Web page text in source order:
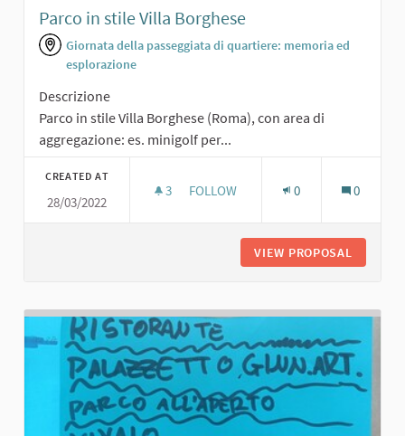
Parco in stile Villa Borghese
Giornata della passeggiata di quartiere: memoria ed
esplorazione
Descrizione
Parco in stile Villa Borghese (Roma), con area di
aggregazione: es. minigolf per...
CREATED AT
28/03/2022
3 3 FOLLOWERS
FOLLOW 0 0
VIEW PROPOSAL